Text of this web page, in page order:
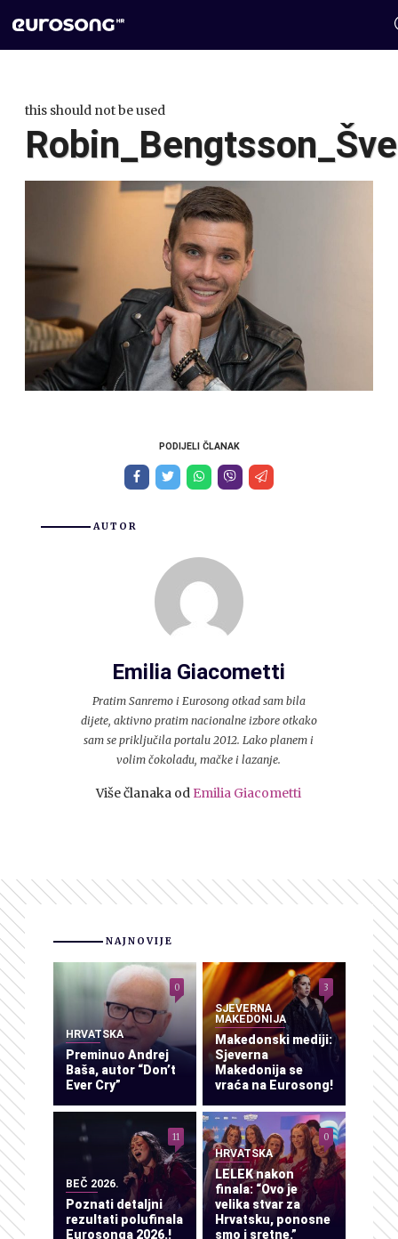
this should not be used
PODIJELI ČLANAK
AUTOR
Emilia Giacometti
Pratim Sanremo i Eurosong otkad sam bila
dijete, aktivno pratim nacionalne izbore otkako
sam se priključila portalu 2012. Lako planem i
volim čokoladu, mačke i lazanje.
Više članaka od Emilia Giacometti
NAJNOVIJE
HRVATSKA
Preminuo Andrej
Baša, autor “Don’t
Ever Cry”
0
SJEVERNA
MAKEDONIJA
Makedonski mediji:
Sjeverna
Makedonija se
vraća na Eurosong!
3
BEČ 2026.
Poznati detaljni
rezultati polufinala
Eurosonga 2026.!
11
HRVATSKA
LELEK nakon
finala: “Ovo je
velika stvar za
Hrvatsku, ponosne
smo i sretne.”
0